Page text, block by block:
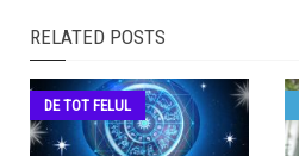
RELATED POSTS
DE TOT FELUL